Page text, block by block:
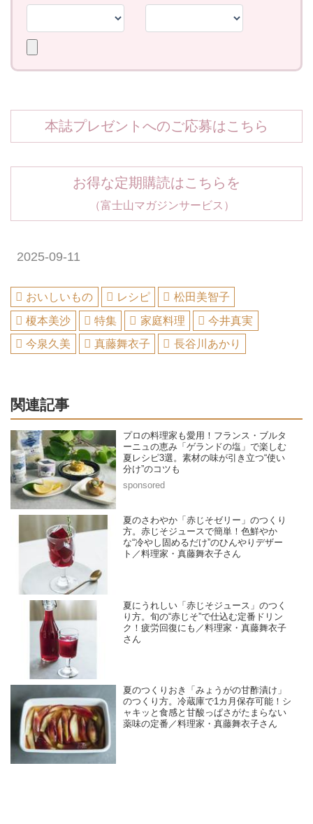
本誌プレゼントへのご応募はこちら
お得な定期購読はこちらを
（富士山マガジンサービス）
2025-09-11
おいしいもの レシピ
松田美智子
榎本美沙
特集 家庭料理
今井真実
今泉久美
真藤舞衣子 長谷川あかり
関連記事
プロの料理家も愛用！フランス・ブルタ
ーニュの恵み「ゲランドの塩」で楽しむ
夏レシピ3選。素材の味が引き立つ“使い
分け”のコツも
夏のさわやか「赤じそゼリー」のつくり
方。赤じそジュースで簡単！色鮮やか
な“冷やし固めるだけ”のひんやりデザー
ト／料理家・真藤舞衣子さん
夏にうれしい「赤じそジュース」のつく
り方。旬の“赤じそ”で仕込む定番ドリン
ク！疲労回復にも／料理家・真藤舞衣子
さん
夏のつくりおき「みょうがの甘酢漬け」
のつくり方。冷蔵庫で1カ月保存可能！シ
ャキッと食感と甘酸っぱさがたまらない
薬味の定番／料理家・真藤舞衣子さん